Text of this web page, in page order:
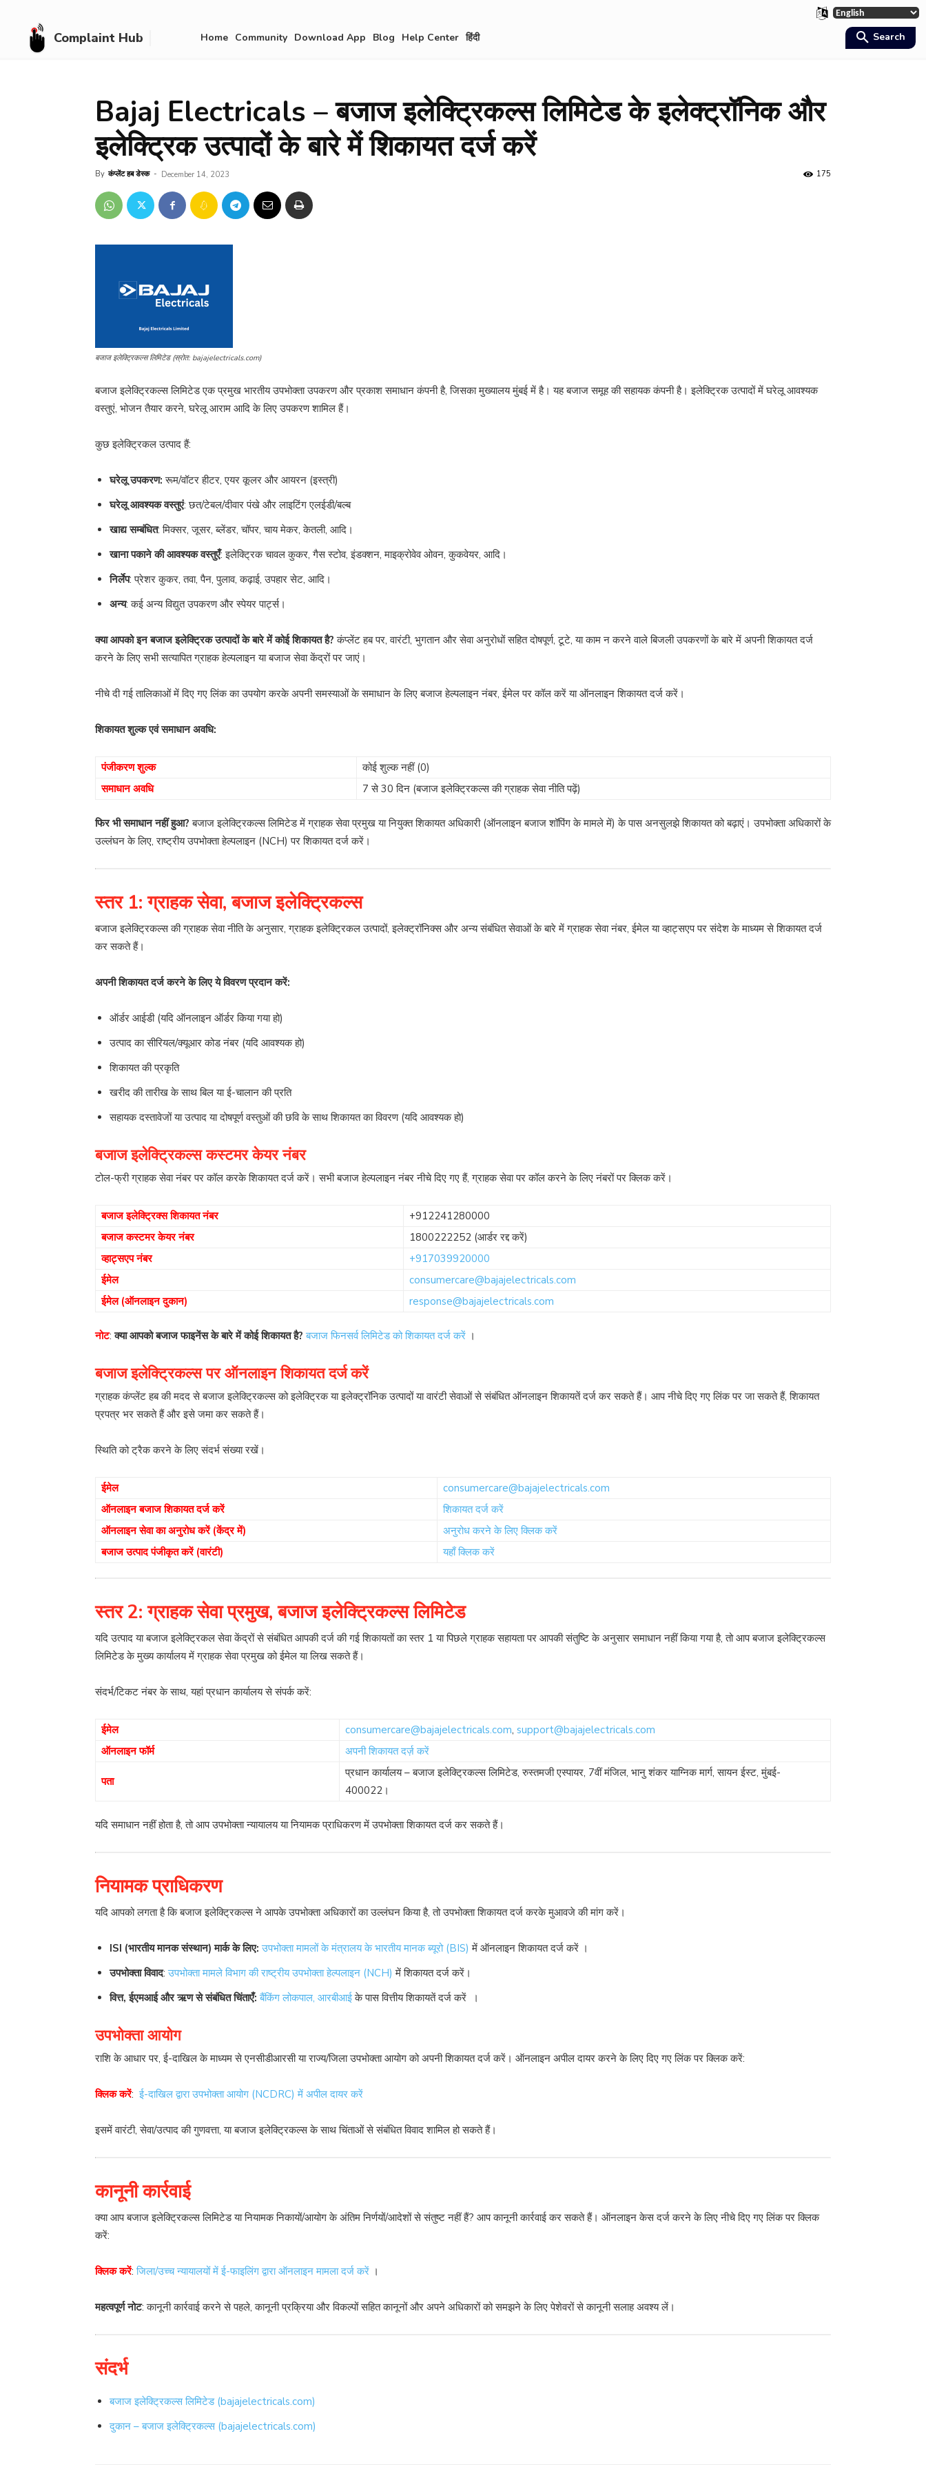
Complaint Hub Home Community Download App Blog Help Center हिंदी Search
Bajaj Electricals – बजाज इलेक्ट्रिकल्स लिमिटेड के इलेक्ट्रॉनिक और
इलेक्ट्रिक उत्पादों के बारे में शिकायत दर्ज करें
By कंप्लेंट हब डेस्क - December 14, 2023 175
बजाज इलेक्ट्रिकल्स लिमिटेड (स्रोत: bajajelectricals.com)
बजाज इलेक्ट्रिकल्स लिमिटेड एक प्रमुख भारतीय उपभोक्ता उपकरण और प्रकाश समाधान कंपनी है, जिसका मुख्यालय मुंबई में है। यह बजाज समूह की सहायक कंपनी है। इलेक्ट्रिक उत्पादों में घरेलू आवश्यक
वस्तुएं, भोजन तैयार करने, घरेलू आराम आदि के लिए उपकरण शामिल हैं।
कुछ इलेक्ट्रिकल उत्पाद हैं:
घरेलू उपकरण: रूम/वॉटर हीटर, एयर कूलर और आयरन (इस्त्री)
घरेलू आवश्यक वस्तुएं: छत/टेबल/दीवार पंखे और लाइटिंग एलईडी/बल्ब
खाद्य सम्बंधित: मिक्सर, जूसर, ब्लेंडर, चॉपर, चाय मेकर, केतली, आदि।
खाना पकाने की आवश्यक वस्तुएँ: इलेक्ट्रिक चावल कुकर, गैस स्टोव, इंडक्शन, माइक्रोवेव ओवन, कुकवेयर, आदि।
निर्लेप: प्रेशर कुकर, तवा, पैन, पुलाव, कढ़ाई, उपहार सेट, आदि।
अन्य: कई अन्य विद्युत उपकरण और स्पेयर पार्ट्स।
क्या आपको इन बजाज इलेक्ट्रिक उत्पादों के बारे में कोई शिकायत है?कंप्लेंट हब पर, वारंटी, भुगतान और सेवा अनुरोधों सहित दोषपूर्ण, टूटे, या काम न करने वाले बिजली उपकरणों के बारे में अपनी शिकायत दर्ज
करने के लिए सभी सत्यापित ग्राहक हेल्पलाइन या बजाज सेवा केंद्रों पर जाएं।
नीचे दी गई तालिकाओं में दिए गए लिंक का उपयोग करके अपनी समस्याओं के समाधान के लिए बजाज हेल्पलाइन नंबर, ईमेल पर कॉल करें या ऑनलाइन शिकायत दर्ज करें।
शिकायत शुल्क एवं समाधान अवधि:
पंजीकरण शुल्क
कोई शुल्क नहीं (0)
समाधान अवधि
7 से 30 दिन (बजाज इलेक्ट्रिकल्स की ग्राहक सेवा नीति पढ़ें)
फिर भी समाधान नहीं हुआ?बजाज इलेक्ट्रिकल्स लिमिटेड में ग्राहक सेवा प्रमुख या नियुक्त शिकायत अधिकारी (ऑनलाइन बजाज शॉपिंग के मामले में) के पास अनसुलझे शिकायत को बढ़ाएं। उपभोक्ता अधिकारों के
उल्लंघन के लिए, राष्ट्रीय उपभोक्ता हेल्पलाइन (NCH) पर शिकायत दर्ज करें।
स्तर 1: ग्राहक सेवा, बजाज इलेक्ट्रिकल्स
बजाज इलेक्ट्रिकल्स की ग्राहक सेवा नीति के अनुसार, ग्राहक इलेक्ट्रिकल उत्पादों, इलेक्ट्रॉनिक्स और अन्य संबंधित सेवाओं के बारे में ग्राहक सेवा नंबर, ईमेल या व्हाट्सएप पर संदेश के माध्यम से शिकायत दर्ज
कर सकते हैं।
अपनी शिकायत दर्ज करने के लिए ये विवरण प्रदान करें:
ऑर्डर आईडी (यदि ऑनलाइन ऑर्डर किया गया हो)
उत्पाद का सीरियल/क्यूआर कोड नंबर (यदि आवश्यक हो)
शिकायत की प्रकृति
खरीद की तारीख के साथ बिल या ई-चालान की प्रति
सहायक दस्तावेजों या उत्पाद या दोषपूर्ण वस्तुओं की छवि के साथ शिकायत का विवरण (यदि आवश्यक हो)
बजाज इलेक्ट्रिकल्स कस्टमर केयर नंबर
टोल-फ्री ग्राहक सेवा नंबर पर कॉल करके शिकायत दर्ज करें। सभी बजाज हेल्पलाइन नंबर नीचे दिए गए हैं, ग्राहक सेवा पर कॉल करने के लिए नंबरों पर क्लिक करें।
बजाज इलेक्ट्रिक्स शिकायत नंबर
+912241280000
बजाज कस्टमर केयर नंबर
1800222252 (आर्डर रद्द करें)
व्हाट्सएप नंबर
+917039920000
ईमेल
consumercare@bajajelectricals.com
ईमेल (ऑनलाइन दुकान)
response@bajajelectricals.com
नोट: क्या आपको बजाज फाइनेंस के बारे में कोई शिकायत है?बजाज फिनसर्व लिमिटेड को शिकायत दर्ज करें ।
बजाज इलेक्ट्रिकल्स पर ऑनलाइन शिकायत दर्ज करें
ग्राहक कंप्लेंट हब की मदद से बजाज इलेक्ट्रिकल्स को इलेक्ट्रिक या इलेक्ट्रॉनिक उत्पादों या वारंटी सेवाओं से संबंधित ऑनलाइन शिकायतें दर्ज कर सकते हैं। आप नीचे दिए गए लिंक पर जा सकते हैं, शिकायत
प्रपत्र भर सकते हैं और इसे जमा कर सकते हैं।
स्थिति को ट्रैक करने के लिए संदर्भ संख्या रखें।
ईमेल
consumercare@bajajelectricals.com
ऑनलाइन बजाज शिकायत दर्ज करें
शिकायत दर्ज करें
ऑनलाइन सेवा का अनुरोध करें (केंद्र में)
अनुरोध करने के लिए क्लिक करें
बजाज उत्पाद पंजीकृत करें (वारंटी)
यहाँ क्लिक करें
स्तर 2: ग्राहक सेवा प्रमुख, बजाज इलेक्ट्रिकल्स लिमिटेड
यदि उत्पाद या बजाज इलेक्ट्रिकल सेवा केंद्रों से संबंधित आपकी दर्ज की गई शिकायतों का स्तर 1 या पिछले ग्राहक सहायता पर आपकी संतुष्टि के अनुसार समाधान नहीं किया गया है, तो आप बजाज इलेक्ट्रिकल्स
लिमिटेड के मुख्य कार्यालय में ग्राहक सेवा प्रमुख को ईमेल या लिख ​​सकते हैं।
संदर्भ/टिकट नंबर के साथ, यहां प्रधान कार्यालय से संपर्क करें:
ईमेल consumercare@bajajelectricals.com, support@bajajelectricals.com
ऑनलाइन फॉर्म
अपनी शिकायत दर्ज़ करें
पता
प्रधान कार्यालय – बजाज इलेक्ट्रिकल्स लिमिटेड, रुस्तमजी एस्पायर, 7वीं मंजिल, भानु शंकर याग्निक मार्ग, सायन ईस्ट, मुंबई-
400022।
यदि समाधान नहीं होता है, तो आप उपभोक्ता न्यायालय या नियामक प्राधिकरण में उपभोक्ता शिकायत दर्ज कर सकते हैं।
नियामक प्राधिकरण
यदि आपको लगता है कि बजाज इलेक्ट्रिकल्स ने आपके उपभोक्ता अधिकारों का उल्लंघन किया है, तो उपभोक्ता शिकायत दर्ज करके मुआवजे की मांग करें।
ISI (भारतीय मानक संस्थान) मार्क के लिए:उपभोक्ता मामलों के मंत्रालय के भारतीय मानक ब्यूरो (BIS) में ऑनलाइन शिकायत दर्ज करें ।
उपभोक्ता विवाद:उपभोक्ता मामले विभाग की राष्ट्रीय उपभोक्ता हेल्पलाइन (NCH)में शिकायत दर्ज करें।
वित्त, ईएमआई और ऋण से संबंधित चिंताएँ:बैंकिंग लोकपाल, आरबीआईके पास वित्तीय शिकायतें दर्ज करें ।
उपभोक्ता आयोग
राशि के आधार पर, ई-दाखिल के माध्यम से एनसीडीआरसी या राज्य/जिला उपभोक्ता आयोग को अपनी शिकायत दर्ज करें। ऑनलाइन अपील दायर करने के लिए दिए गए लिंक पर क्लिक करें:
क्लिक करें: ई-दाखिल द्वारा उपभोक्ता आयोग (NCDRC) में अपील दायर करें
इसमें वारंटी, सेवा/उत्पाद की गुणवत्ता, या बजाज इलेक्ट्रिकल्स के साथ चिंताओं से संबंधित विवाद शामिल हो सकते हैं।
कानूनी कार्रवाई
क्या आप बजाज इलेक्ट्रिकल्स लिमिटेड या नियामक निकायों/आयोग के अंतिम निर्णयों/आदेशों से संतुष्ट नहीं हैं? आप कानूनी कार्रवाई कर सकते हैं। ऑनलाइन केस दर्ज करने के लिए नीचे दिए गए लिंक पर क्लिक
करें:
क्लिक करें:जिला/उच्च न्यायालयों में ई-फाइलिंग द्वारा ऑनलाइन मामला दर्ज करें ।
महत्वपूर्ण नोट: कानूनी कार्रवाई करने से पहले, कानूनी प्रक्रिया और विकल्पों सहित कानूनों और अपने अधिकारों को समझने के लिए पेशेवरों से कानूनी सलाह अवश्य लें।
संदर्भ
बजाज इलेक्ट्रिकल्स लिमिटेड (bajajelectricals.com)
दुकान – बजाज इलेक्ट्रिकल्स (bajajelectricals.com)